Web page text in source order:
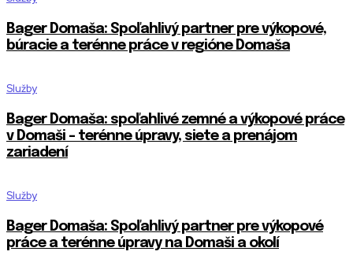
Bager Domaša: Spoľahlivý partner pre výkopové,
búracie a terénne práce v regióne Domaša
Služby
Bager Domaša: spoľahlivé zemné a výkopové práce
v Domaši – terénne úpravy, siete a prenájom
zariadení
Služby
Bager Domaša: Spoľahlivý partner pre výkopové
práce a terénne úpravy na Domaši a okolí